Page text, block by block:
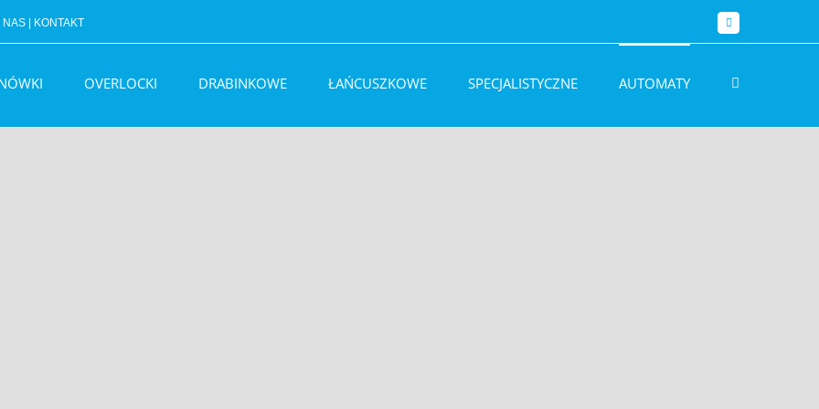
NAS KONTAKT Facebook
OVERLOCKI DRABINKOWE ŁAŃCUSZKOWE SPECJALISTYCZNE AUTOMATY